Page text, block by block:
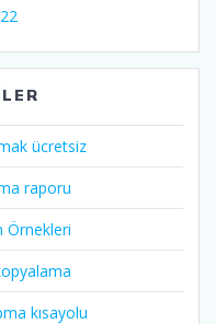
ücretsiz
raporu
Örnekleri
kısayolu